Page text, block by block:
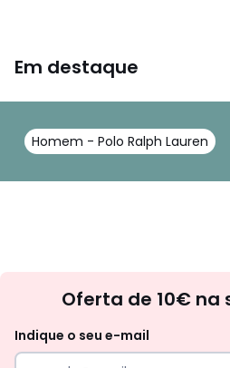
Em destaque
Homem - Polo Ralph Lauren
Oferta de 10€ na
Indique o seu e-mail